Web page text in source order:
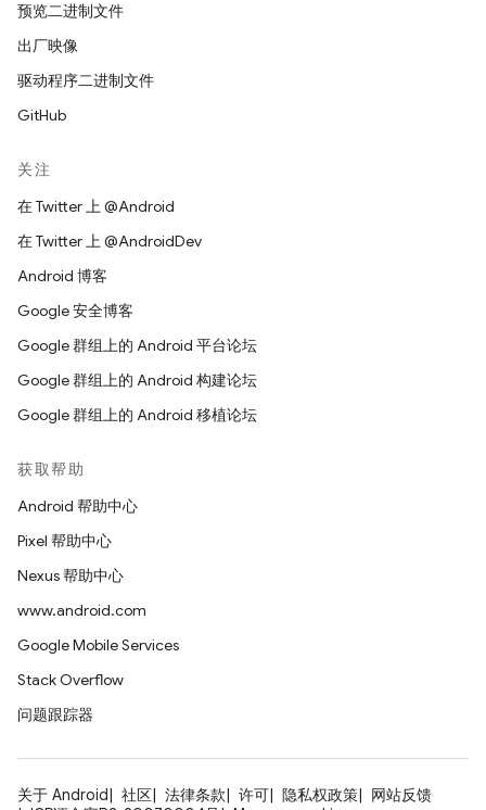
预览二进制文件
出厂映像
驱动程序二进制文件
GitHub
关注
在 Twitter 上 @Android
在 Twitter 上 @AndroidDev
Android 博客
Google 安全博客
Google 群组上的 Android 平台论坛
Google 群组上的 Android 构建论坛
Google 群组上的 Android 移植论坛
获取帮助
Android 帮助中心
Pixel 帮助中心
Nexus 帮助中心
www.android.com
Google Mobile Services
Stack Overflow
问题跟踪器
关于 Android 社区 法律条款 许可 隐私权政策
网站反馈